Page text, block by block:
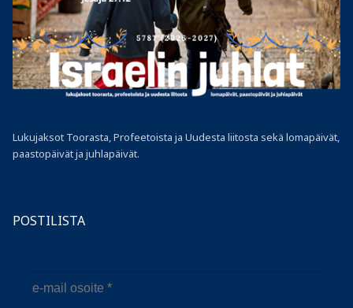
Lukujaksot Toorasta, Profeetoista ja Uudesta liitosta sekä lomapäivät,
paastopäivät ja juhlapäivät.
POSTILISTA